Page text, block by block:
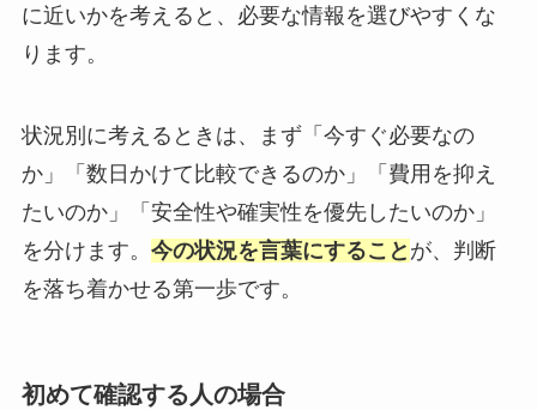
に近いかを考えると、必要な情報を選びやすくな
ります。
状況別に考えるときは、まず「今すぐ必要なの
か」「数日かけて比較できるのか」「費用を抑え
たいのか」「安全性や確実性を優先したいのか」
を分けます。 今の状況を言葉にすること が、判断
を落ち着かせる第一歩です。
初めて確認する人の場合